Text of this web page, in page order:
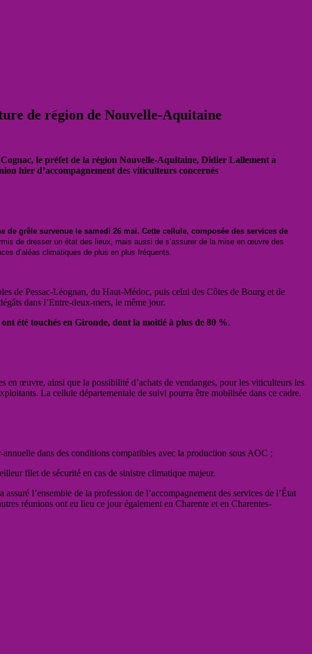
de région de Nouvelle-Aquitaine
le préfet de la région Nouvelle-Aquitaine, Didier Lallement a
hier d’accompagnement des viticulteurs concernés
de grêle survenue le samedi 26 mai. Cette cellule, composée des services de
de dresser un état des lieux, mais aussi de s’assurer de la mise en œuvre des
d’aléas climatiques de plus en plus fréquents.
de Pessac-Léognan, du Haut-Médoc, puis celui des Côtes de Bourg et de
dans l’Entre-deux-mers, le même jour.
été touchés en Gironde, dont la moitié à plus de 80 %.
en œuvre, ainsi que la possibilité d’achats de vendanges, pour les viticulteurs les
La cellule départementale de suivi pourra être mobilisée dans ce cadre.
dans des conditions compatibles avec la production sous AOC ;
filet de sécurité en cas de sinistre climatique majeur.
l’ensemble de la profession de l’accompagnement des services de l’État
réunions ont eu lieu ce jour également en Charente et en Charentes-